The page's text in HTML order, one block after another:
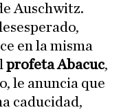
Auschwitz.
en la misma
profeta Abacuc,
le anuncia que
caducidad,